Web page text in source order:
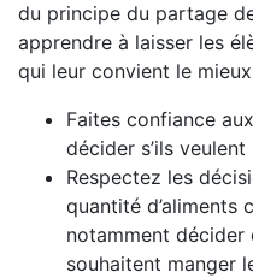
du principe du partage
apprendre à laisser les
qui leur convient le
Faites confiance
décider s’ils
Respectez les
quantité d’aliments
notamment décider
souhaitent manger